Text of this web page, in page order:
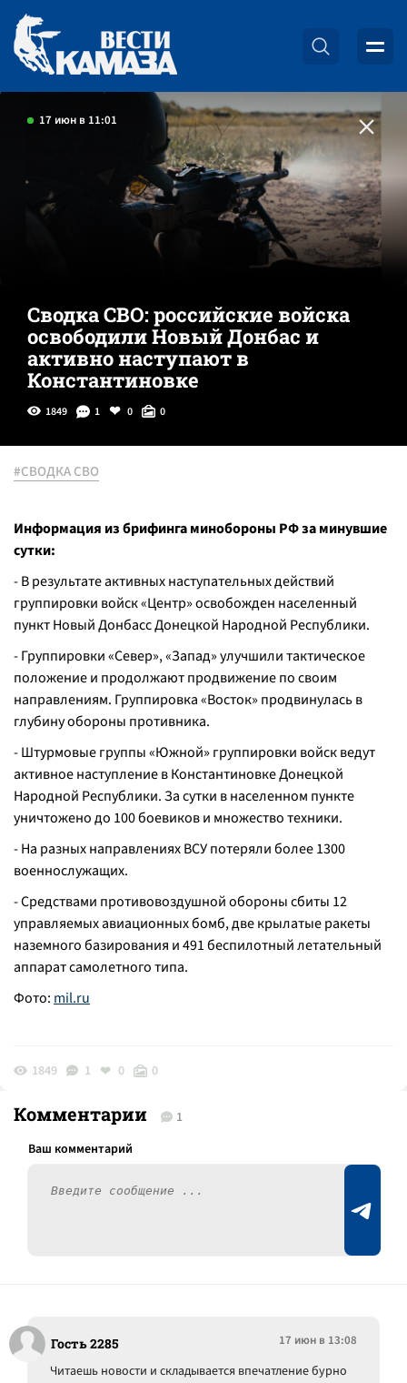
17 июн в 11:01
Сводка СВО: российские войска
освободили Новый Донбас и
активно наступают в
Константиновке
1849 1 0 0
#СВОДКА СВО
Информация из брифинга минобороны РФ за минувшие
сутки:
- В результате активных наступательных действий
группировки войск «Центр» освобожден населенный
пункт Новый Донбасс Донецкой Народной Республики.
- Группировки «Север», «Запад» улучшили тактическое
положение и продолжают продвижение по своим
направлениям. Группировка «Восток» продвинулась в
глубину обороны противника.
- Штурмовые группы «Южной» группировки войск ведут
активное наступление в Константиновке Донецкой
Народной Республики. За сутки в населенном пункте
уничтожено до 100 боевиков и множество техники.
- На разных направлениях ВСУ потеряли более 1300
военнослужащих.
- Средствами противовоздушной обороны сбиты 12
управляемых авиационных бомб, две крылатые ракеты
наземного базирования и 491 беспилотный летательный
аппарат самолетного типа.
Фото: mil.ru
1849 1 0 0
Комментарии 1
Гость 2285 17 июн в 13:08
Читаешь новости и складывается впечатление бурно